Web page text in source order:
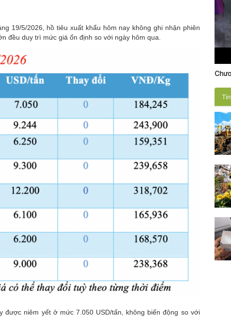
19/5/2026, hồ tiêu xuất khẩu hôm nay không ghi nhận phiên
đều duy trì mức giá ổn định so với ngày hôm qua.
được niêm yết ở mức 7.050 USD/tấn, không biến động so với